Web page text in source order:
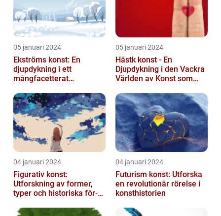
05 januari 2024
Ekströms konst: En
djupdykning i ett
mångfacetterat
05 januari 2024
Hästk konst - En
Djupdykning i den Vackra
Världen av Konst som
04 januari 2024
Figurativ konst:
Utforskning av former,
typer och historiska för-
04 januari 2024
Futurism konst: Utforska
en revolutionär rörelse i
konsthistorien